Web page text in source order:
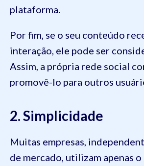
plataforma.
Por fim, se o seu conteúdo
interação, ele pode ser
Assim, a própria rede social
promovê-lo para outros
2. Simplicidade
Muitas empresas,
de mercado, utilizam apenas